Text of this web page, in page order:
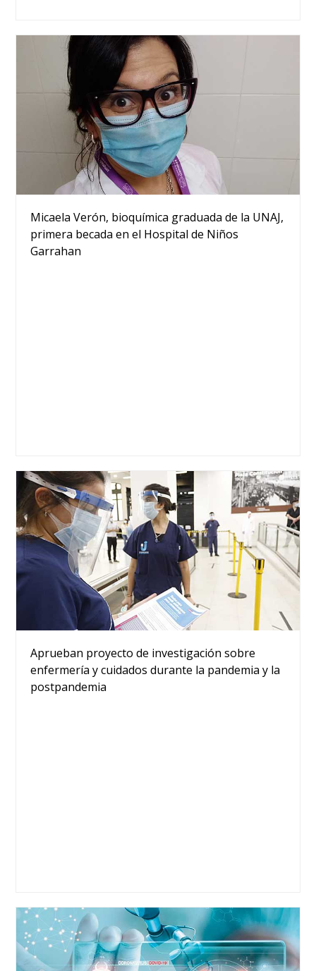
Micaela Verón, bioquímica graduada de la UNAJ,
primera becada en el Hospital de Niños
Garrahan
Aprueban proyecto de investigación sobre
enfermería y cuidados durante la pandemia y la
postpandemia